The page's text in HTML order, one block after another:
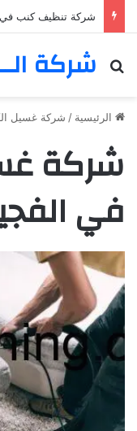
شركة تنظيف كنب في المزهر – دبي
شركة
بحث عن
الرئيسية / شركة غسيل
شركة
في